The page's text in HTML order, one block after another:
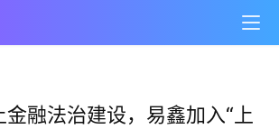
融法治建设，易鑫加入“上